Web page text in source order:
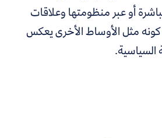
أو عبر منظومتها وعلاقات
مثل الأوساط الأخرى يعكس
السياسية.